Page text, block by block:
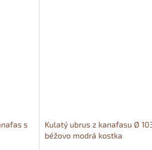
s
Kulatý ubrus z kanafasu Ø
béžovo modrá kostka